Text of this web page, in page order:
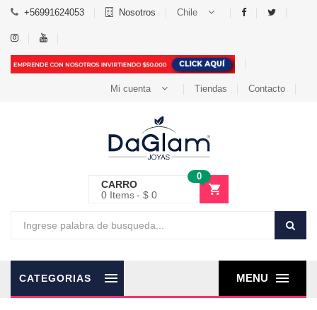
+56991624053 Nosotros Chile
Mi cuenta Tiendas Contacto
CARRO
0
0 Items $ 0
MENU
CATEGORIAS